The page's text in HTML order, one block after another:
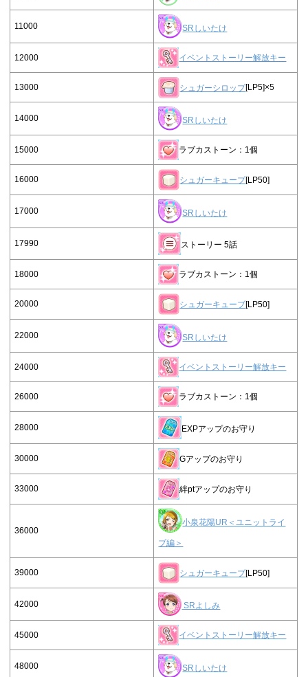
11000 SRしいたけ
12000 イベントストーリー解放キー
13000 シュガーシロップ[LP5]×5
14000 SRしいたけ
15000 ラブカストーン：1個
16000 シュガーキューブ[LP50]
17000 SRしいたけ
17990 ストーリー 5話
18000 ラブカストーン：1個
20000 シュガーキューブ[LP50]
22000 SRしいたけ
24000 イベントストーリー解放キー
26000 ラブカストーン：1個
28000 EXPアップのお守り
30000 Gアップのお守り
33000 絆ptアップのお守り
36000
小泉花陽UR＜ユニットライ
ブ編＞
39000 シュガーキューブ[LP50]
42000 SRよしみ
45000 イベントストーリー解放キー
48000 SRしいたけ